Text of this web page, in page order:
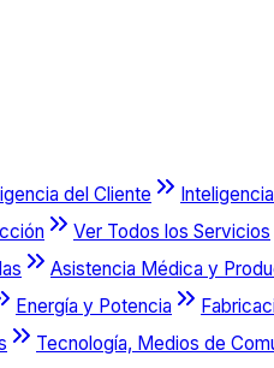
del Cliente
Ver Todos los Servicios
Asistencia Médica y
Energía y Potencia
Tecnología, Medios de